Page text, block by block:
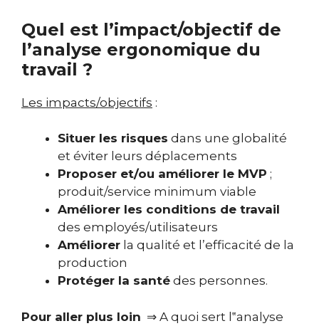
Quel est l’impact/objectif de
l’analyse ergonomique du
travail ?
Les impacts/objectifs :
Situer les risques dans une globalité
et éviter leurs déplacements
Proposer et/ou améliorer le MVP ;
produit/service minimum viable
Améliorer les conditions de travail
des employés/utilisateurs
Améliorer la qualité et l’efficacité de la
production
Protéger la santé des personnes.
Pour aller plus loin ⇒ A quoi sert l‟analyse